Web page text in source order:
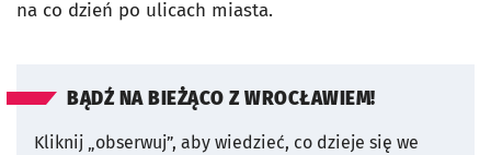
na co dzień po ulicach miasta.
BĄDŹ NA BIEŻĄCO Z WROCŁAWIEM!
Kliknij „obserwuj”, aby wiedzieć, co dzieje się we